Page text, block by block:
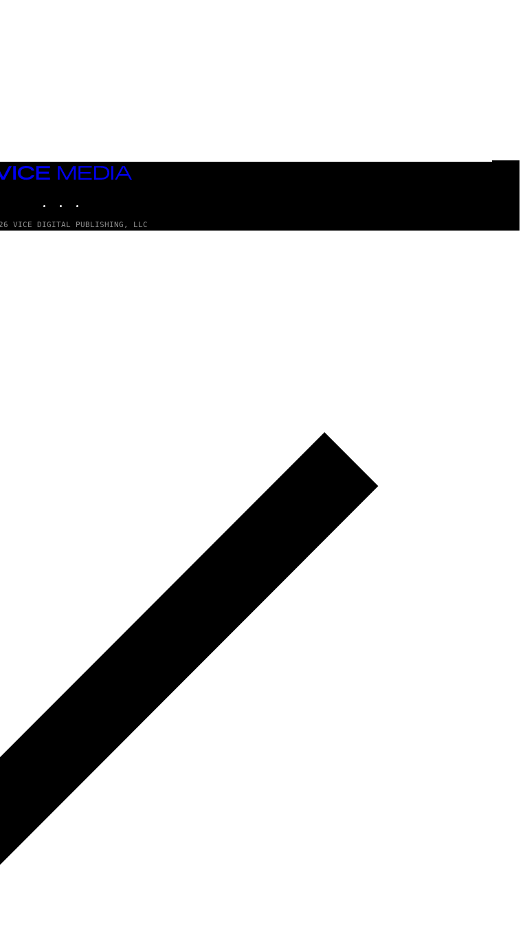
VICE DIGITAL PUBLISHING, LLC